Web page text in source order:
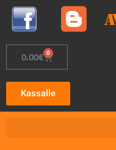
0.00€ 0
Kassalle